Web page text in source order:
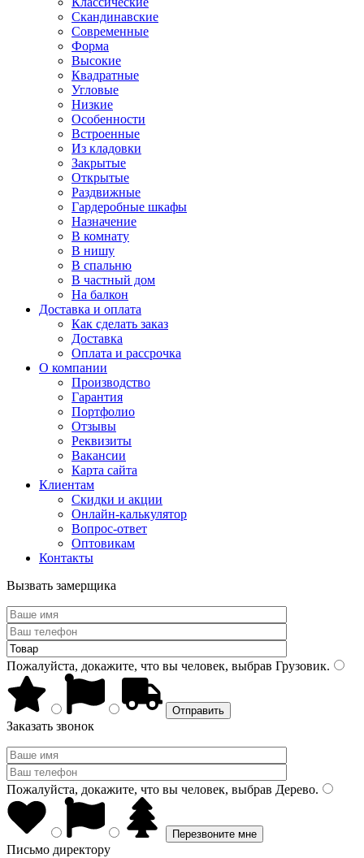
Скандинавские
Современные
Форма
Высокие
Квадратные
Угловые
Низкие
Особенности
Встроенные
Из кладовки
Закрытые
Открытые
Раздвижные
Гардеробные шкафы
Назначение
В комнату
В нишу
В спальню
В частный дом
На балкон
Доставка и оплата
Как сделать заказ
Доставка
Оплата и рассрочка
О компании
Производство
Гарантия
Портфолио
Отзывы
Реквизиты
Вакансии
Карта сайта
Клиентам
Скидки и акции
Онлайн-калькулятор
Вопрос-ответ
Оптовикам
Контакты
Вызвать замерщика
Пожалуйста, докажите, что вы человек, выбрав Грузовик.
Заказать звонок
Пожалуйста, докажите, что вы человек, выбрав Дерево.
Письмо директору